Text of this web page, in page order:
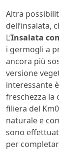
Altra
dell’insalata,
L’Insalata
i germogli a
ancora più
versione
interessante
freschezza la
filiera del
naturale e
sono
per